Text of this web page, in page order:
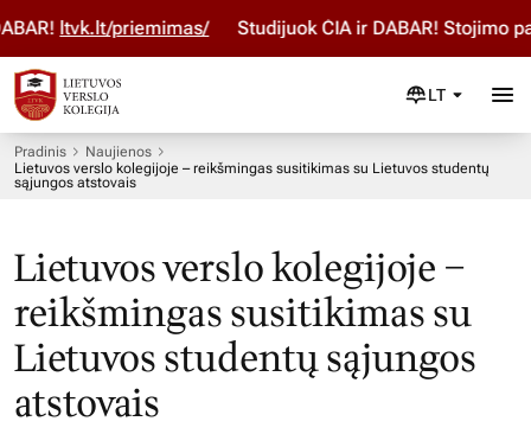
ltvk.lt/priemimas/ Studijuok ČIA ir DABAR! Stojimo
LT
Pradinis
Naujienos
Lietuvos verslo kolegijoje – reikšmingas susitikimas su Lietuvos studentų
sąjungos atstovais
Lietuvos verslo kolegijoje –
reikšmingas susitikimas su
Lietuvos studentų sąjungos
atstovais